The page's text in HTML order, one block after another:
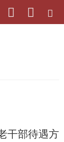
干部待遇方